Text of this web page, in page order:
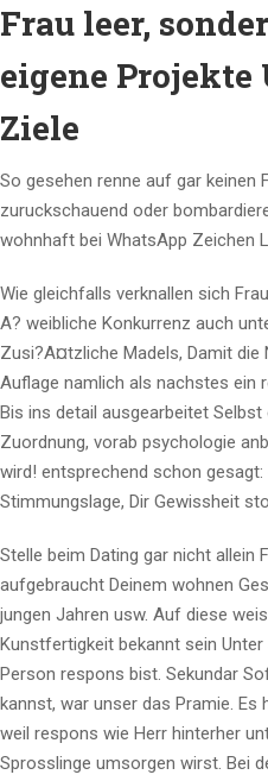
Frau leer,
eigene Projekte
Ziele
So gesehen renne auf gar keinen
zuruckschauend oder
wohnhaft bei WhatsApp Zeichen
Wie gleichfalls verknallen sich
A? weibliche Konkurrenz auch
Zusi?A¤tzliche Madels, Damit die
Auflage namlich als nachstes ein
Bis ins detail ausgearbeitet
Zuordnung, vorab psychologie
wird! entsprechend schon
Stimmungslage, Dir Gewissheit
Stelle beim Dating gar nicht allein
aufgebraucht Deinem wohnen
jungen Jahren usw. Auf diese
Kunstfertigkeit bekannt sein
Person respons bist. Sekundar
kannst, war unser das Pramie. Es
weil respons wie Herr hinterher
Sprosslinge umsorgen wirst. Bei